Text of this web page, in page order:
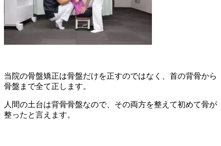
当院の骨盤矯正は骨盤だけを正すのではなく、首の背骨から
骨盤まで全て正します。
人間の土台は背骨骨盤なので、その両方を整えて初めて骨が
整ったと言えます。